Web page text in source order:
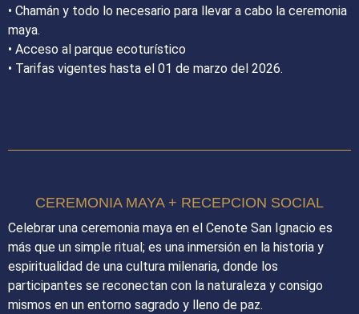
•⁠ ⁠Chamán y todo lo necesario para llevar a cabo la ceremonia
maya.
•⁠ ⁠Acceso al parque ecoturístico
•⁠ ⁠Tarifas vigentes hasta el 01 de marzo del 2026.
CEREMONIA MAYA + RECEPCION SOCIAL
Celebrar una ceremonia maya en el Cenote San Ignacio es
más que un simple ritual; es una inmersión en la historia y
espiritualidad de una cultura milenaria, donde los
participantes se reconectan con la naturaleza y consigo
mismos en un entorno sagrado y lleno de paz.